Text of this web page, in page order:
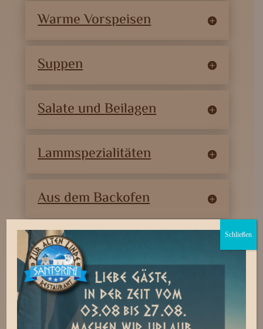
Warme Vorspeisen
Suppen
Salate und Beilagen
Lammspezialitäten
Aus dem Backofen
Putenspezialitäten
Grillspezialitäten
Schließen